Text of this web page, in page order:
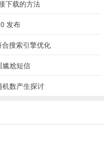
欢迎的一款很专业的棋类游戏
，有时恍惚间列车飞驰，而我
格不入，工作的压力，家庭的
松了，胖哥捕鱼就像这款棋牌
多种挑战等着你。游戏玩法：
下载的方法
发布
搜索引擎优化
尴尬短信
机数产生探讨